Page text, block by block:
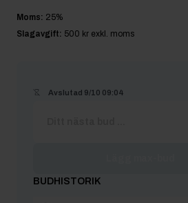
Moms: 25%
Slagavgift: 500 kr exkl. moms
Avslutad 9/10 09:04
BUDHISTORIK